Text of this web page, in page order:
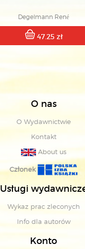
Degelmann René
47.25 zł
O nas
O Wydawnictwie
Kontakt
About us
Członek
Usługi
Wykaz prac zleconych
Info dla autorów
Konto